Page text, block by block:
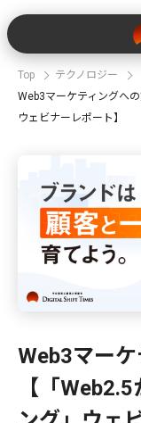
Top
テクノロジー
Web3マーケティングへ
ウェビナーレポート】
Web3マー
【「